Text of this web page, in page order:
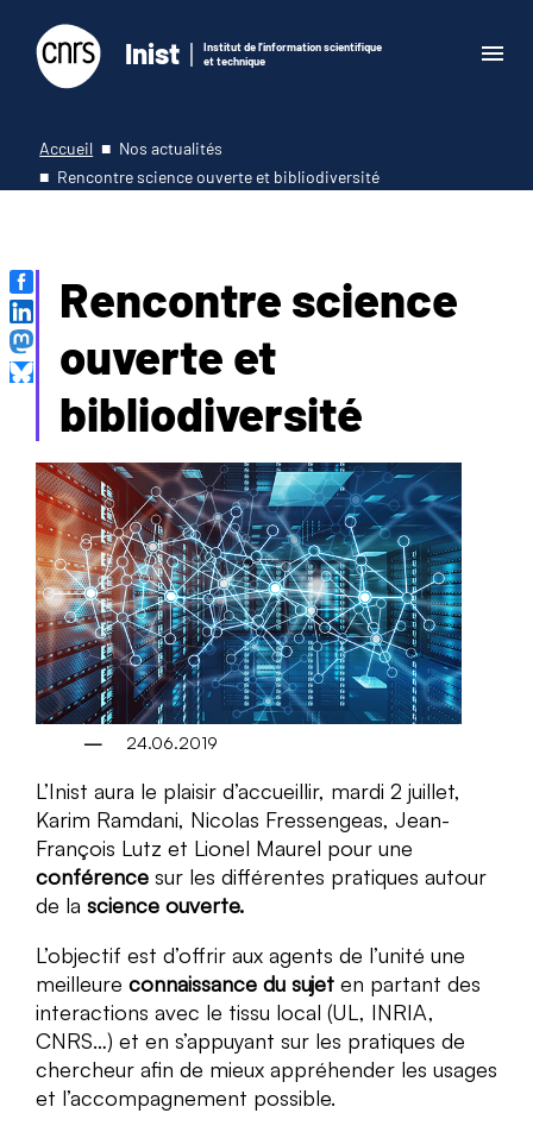
Inist
Institut de l'information scientifique
et technique
Accueil
Nos actualités
Rencontre science ouverte et bibliodiversité
Rencontre science
ouverte et
bibliodiversité
24.06.2019
L’Inist aura le plaisir d’accueillir, mardi 2 juillet,
Karim Ramdani, Nicolas Fressengeas, Jean-
François Lutz et Lionel Maurel pour une
conférence sur les différentes pratiques autour
de la science ouverte.
L’objectif est d’offrir aux agents de l’unité une
meilleure connaissance du sujet en partant des
interactions avec le tissu local (UL, INRIA,
CNRS…) et en s’appuyant sur les pratiques de
chercheur afin de mieux appréhender les usages
et l’accompagnement possible.​